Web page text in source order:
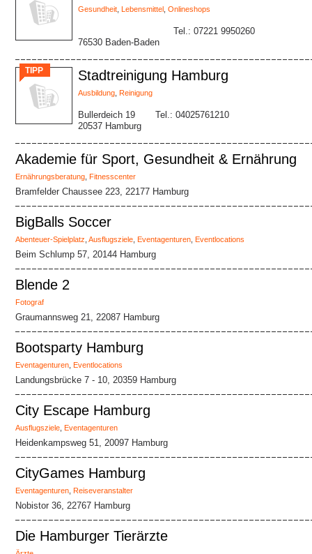
Gesundheit Lebensmittel Onlineshops
76530 Baden-Baden
Tel.: 07221 9950260
TIPP Stadtreinigung Hamburg
Ausbildung Reinigung
Bullerdeich 19
20537 Hamburg
Tel.: 04025761210
Akademie für Sport, Gesundheit & Ernährung
Ernährungsberatung Fitnesscenter
Bramfelder Chaussee 223, 22177 Hamburg
BigBalls Soccer
Abenteuer-Spielplatz Ausflugsziele Eventagenturen Eventlocations
Beim Schlump 57, 20144 Hamburg
Blende 2
Fotograf
Graumannsweg 21, 22087 Hamburg
Bootsparty Hamburg
Eventagenturen Eventlocations
Landungsbrücke 7 - 10, 20359 Hamburg
City Escape Hamburg
Ausflugsziele Eventagenturen
Heidenkampsweg 51, 20097 Hamburg
CityGames Hamburg
Eventagenturen Reiseveranstalter
Nobistor 36, 22767 Hamburg
Die Hamburger Tierärzte